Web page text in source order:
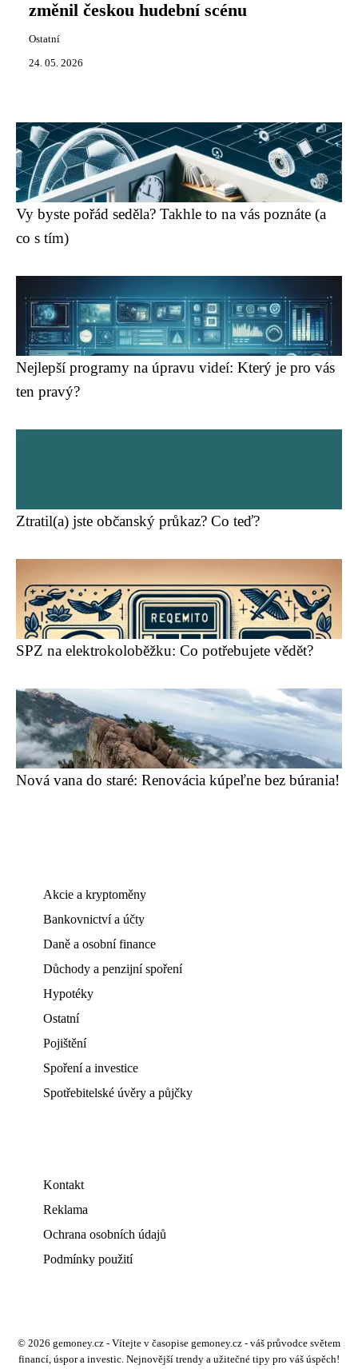
změnil českou hudební scénu
Ostatní
24. 05. 2026
Vy byste pořád seděla? Takhle to na vás poznáte (a
co s tím)
Nejlepší programy na úpravu videí: Který je pro vás
ten pravý?
Ztratil(a) jste občanský průkaz? Co teď?
SPZ na elektrokoloběžku: Co potřebujete vědět?
Nová vana do staré: Renovácia kúpeľne bez búrania!
Akcie a kryptoměny
Bankovnictví a účty
Daně a osobní finance
Důchody a penzijní spoření
Hypotéky
Ostatní
Pojištění
Spoření a investice
Spotřebitelské úvěry a půjčky
Kontakt
Reklama
Ochrana osobních údajů
Podmínky použití
© 2026 gemoney.cz - Vítejte v časopise gemoney.cz - váš průvodce světem
financí, úspor a investic. Nejnovější trendy a užitečné tipy pro váš úspěch!